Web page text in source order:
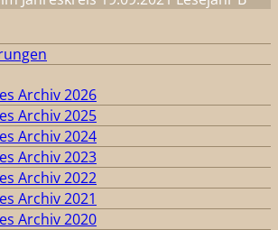
Archiv 2026
Archiv 2025
Archiv 2024
Archiv 2023
Archiv 2022
Archiv 2021
Archiv 2020